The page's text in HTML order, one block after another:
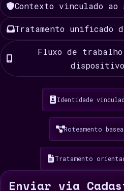
Contexto vinculado
Tratamento unificado
Fluxo de
Identidade
Roteamento
Tratamento
Enviar via